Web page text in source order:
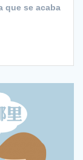
que se acaba